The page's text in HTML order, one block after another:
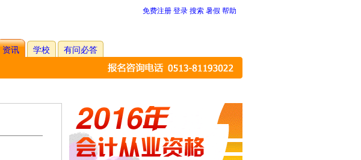
免费注册 登录 搜索 暑假 帮助
资讯 学校
有问必答